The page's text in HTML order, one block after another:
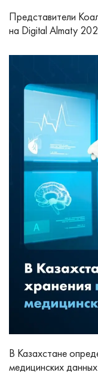
Представители
на Digital Almaty
В Казахстане
медицинских данных